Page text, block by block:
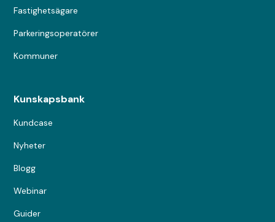
Fastighetsägare
Parkeringsoperatörer
Kommuner
Kunskapsbank
Kundcase
Nyheter
Blogg
Webinar
Guider